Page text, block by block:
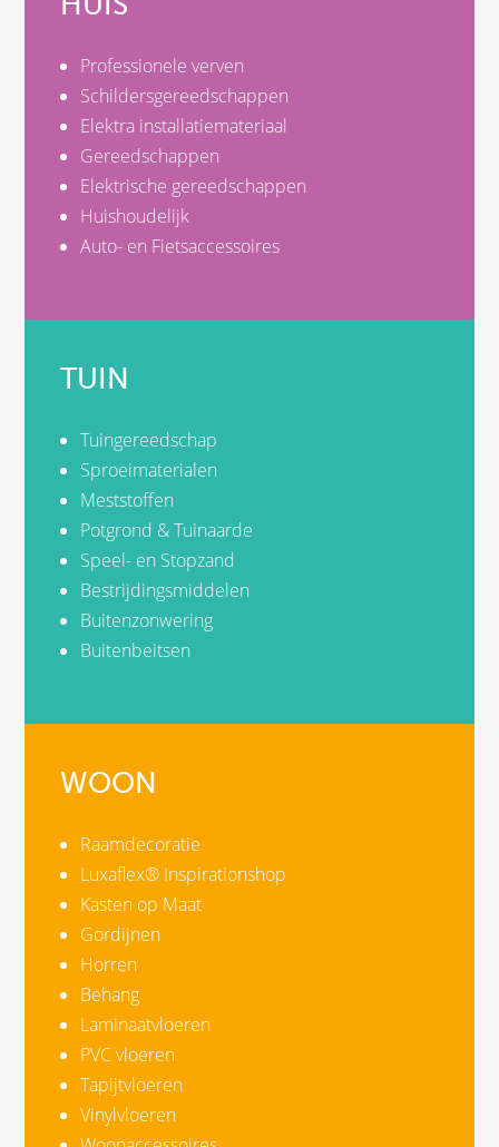
Professionele verven
Schildersgereedschappen
Elektra installatiemateriaal
Gereedschappen
Elektrische gereedschappen
Huishoudelijk
Auto- en Fietsaccessoires
TUIN
Tuingereedschap
Sproeimaterialen
Meststoffen
Potgrond & Tuinaarde
Speel- en Stopzand
Bestrijdingsmiddelen
Buitenzonwering
Buitenbeitsen
WOON
Raamdecoratie
Luxaflex® Inspirationshop
Kasten op Maat
Gordijnen
Horren
Behang
Laminaatvloeren
PVC vloeren
Tapijtvloeren
Vinylvloeren